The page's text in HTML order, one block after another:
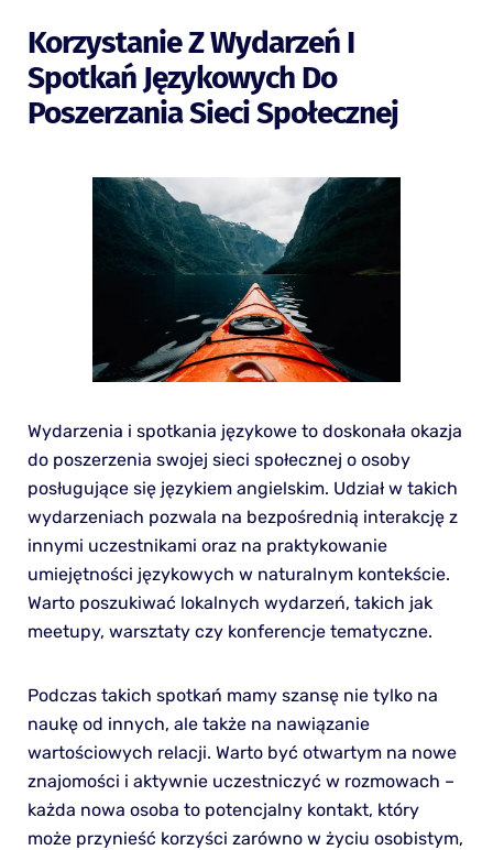
Korzystanie Z Wydarzeń I
Spotkań Językowych Do
Poszerzania Sieci Społecznej
Wydarzenia i spotkania językowe to doskonała okazja
do poszerzenia swojej sieci społecznej o osoby
posługujące się językiem angielskim. Udział w takich
wydarzeniach pozwala na bezpośrednią interakcję z
innymi uczestnikami oraz na praktykowanie
umiejętności językowych w naturalnym kontekście.
Warto poszukiwać lokalnych wydarzeń, takich jak
meetupy, warsztaty czy konferencje tematyczne.
Podczas takich spotkań mamy szansę nie tylko na
naukę od innych, ale także na nawiązanie
wartościowych relacji. Warto być otwartym na nowe
znajomości i aktywnie uczestniczyć w rozmowach –
każda nowa osoba to potencjalny kontakt, który
może przynieść korzyści zarówno w życiu osobistym,